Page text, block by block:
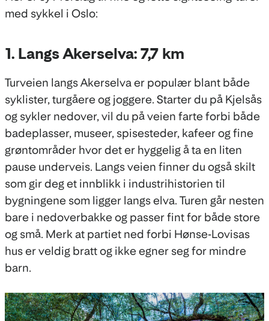
med sykkel i Oslo:
1. Langs Akerselva: 7,7 km
Turveien langs Akerselva er populær blant både
syklister, turgåere og joggere. Starter du på Kjelsås
og sykler nedover, vil du på veien farte forbi både
badeplasser, museer, spisesteder, kafeer og fine
grøntområder hvor det er hyggelig å ta en liten
pause underveis. Langs veien finner du også skilt
som gir deg et innblikk i industrihistorien til
bygningene som ligger langs elva. Turen går nesten
bare i nedoverbakke og passer fint for både store
og små. Merk at partiet ned forbi Hønse-Lovisas
hus er veldig bratt og ikke egner seg for mindre
barn.